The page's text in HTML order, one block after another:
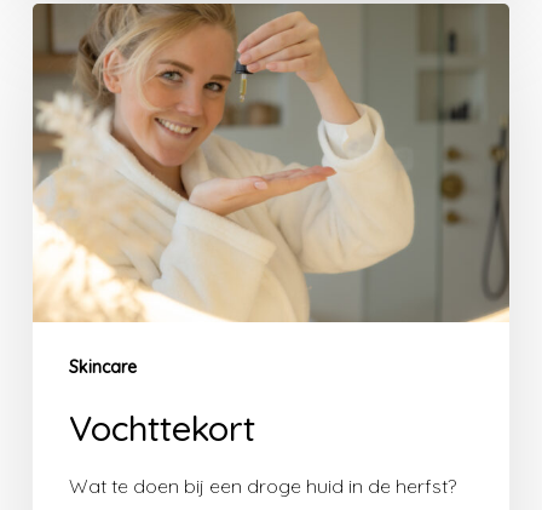
Vochttekort
Skincare
Vochttekort
Wat te doen bij een droge huid in de herfst?